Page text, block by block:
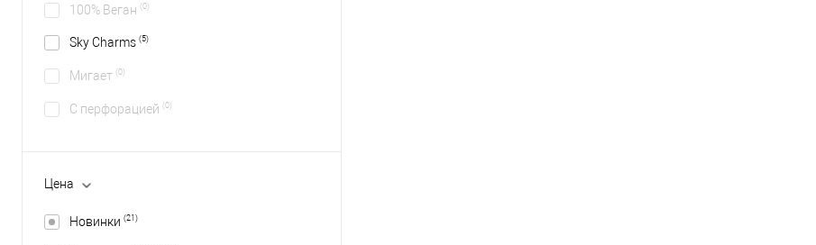
100% Веган (0)
Sky Charms (5)
Мигает (0)
С перфорацией (0)
Цена
Новинки (21)